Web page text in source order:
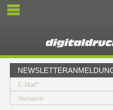
E-Mail*:
Vorname: